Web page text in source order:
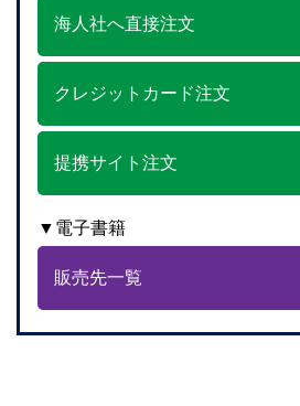
海人社へ直接注文
クレジットカード注文
提携サイト注文
▼電子書籍
販売先一覧